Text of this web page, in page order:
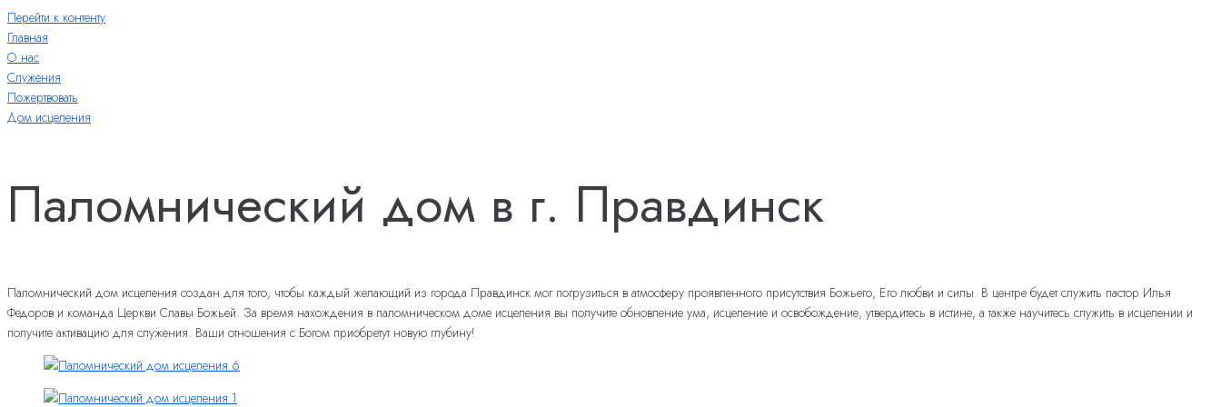
Перейти к контенту
Главная
О нас
Служения
Пожертвовать
Дом исцеления
Паломнический дом в г. Правдинск
Паломнический дом исцеления создан для того, чтобы каждый желающий из города Правдинск мог погрузиться в атмосферу проявленного присутствия Божьего, Его любви и силы. В центре будет служить пастор Илья
Федоров и команда Церкви Славы Божьей. За время нахождения в паломническом доме исцеления вы получите обновление ума, исцеление и освобождение, утвердитесь в истине, а также научитесь служить в исцелении и
получите активацию для служения. Ваши отношения с Богом приобретут новую глубину!